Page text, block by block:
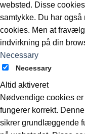
websted. Disse
samtykke. Du har
cookies. Men at
indvirkning på din
Necessary
Necessary
Altid aktiveret
Nødvendige cookies
fungerer korrekt.
sikrer grundlæggende